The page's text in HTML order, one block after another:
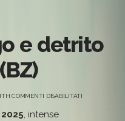
e detrito
COMMENTI DISABILITATISU
, intense